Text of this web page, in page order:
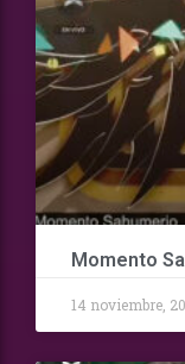
Momento
14 noviembre,